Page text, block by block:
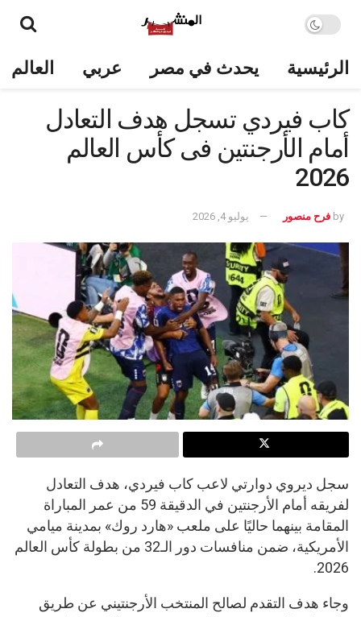
الرئيسية يحدث في مصر عربي العالم
كاب فيردي تسجل هدف التعادل
أمام الأرجنتين فى كأس العالم
2026
by فرح منصور يوليو 4, 2026
سجل ديروي دوارتي لاعب كاب فيردي، هدف التعادل
لفريقه أمام الأرجنتين في الدقيقة 59 من عمر المباراة
المقامة بينهما حاليًا على ملعب «هارد روك» بمدينة ميامي
الأمريكية، ضمن منافسات دور الـ32 من بطولة كأس العالم
2026.
وجاء هدف التقدم لصالح المنتخب الأرجنتيني عن طريق